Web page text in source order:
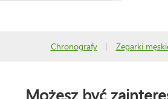
Chronografy | Zegarki
Możesz być